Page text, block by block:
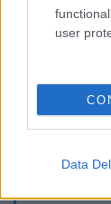
user
Data